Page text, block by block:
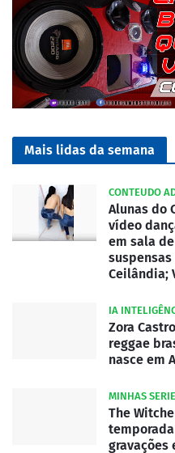
Mais lidas da semana
CONTEUDO
Alunas do
vídeo
em sala
Ceilândia;
IA
Zora
reggae
nasce em
MINHAS
The
gravações